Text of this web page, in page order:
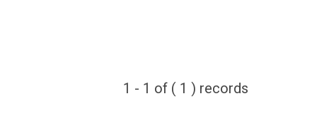
1 - 1 of ( 1 ) records